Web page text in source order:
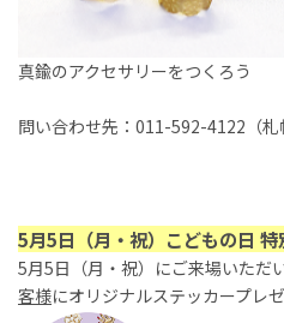
真鍮のアクセサリーをつくろう
問い合わせ先：011-592-4122（札
5月5日（月・祝）こどもの日 特
5月5日（月・祝）にご来場いただ
客様にオリジナルステッカープレ